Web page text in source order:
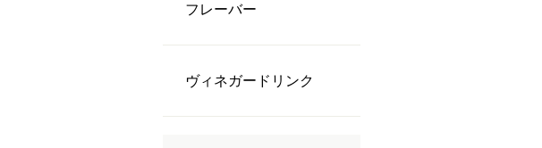
フレーバー
ヴィネガードリンク